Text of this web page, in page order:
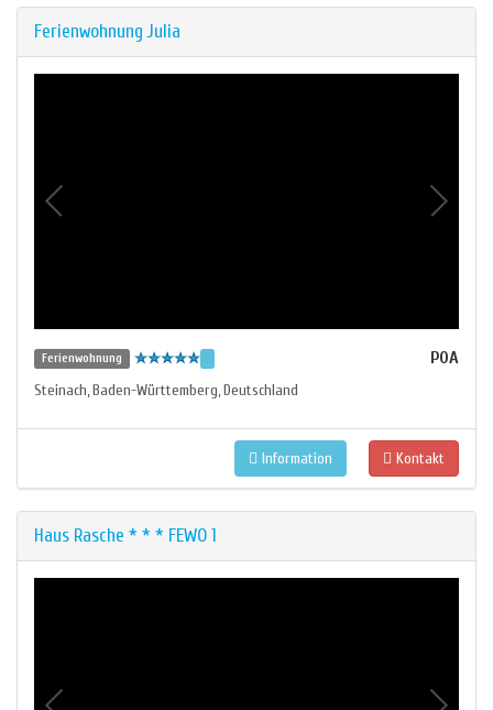
Ferienwohnung Julia
Ferienwohnung
Steinach,Baden-Württemberg,Deutschland
POA
Kontakt
Information
Haus Rasche * * * FEWO 1